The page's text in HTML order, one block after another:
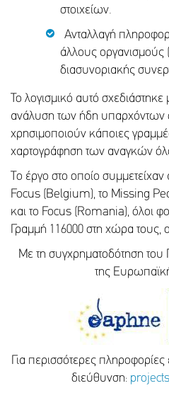
στοιχείων.
Ανταλλαγή
άλλους οργανισμούς
διασυνοριακής
Το λογισμικό αυτό σχεδιάστηκε
ανάλυση των ήδη υπαρχόντων
χρησιμοποιούν κάποιες
χαρτογράφηση των αναγκών
Tο έργο στο οποίο
Focus (Belgium), το Missing
και το Focus (Romania), όλοι
Γραμμή 116000 στη χώρα τους,
Με τη συγχρηματοδότηση
της
Για περισσότερες
διεύθυνση: